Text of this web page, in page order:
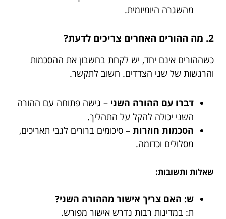
מהשגרה היומיומית.
2. מה ההורים האחרים צריכים לדעת?
כשההורים אינם יחד, יש לקחת בחשבון את ההסכמות
והרגשות של שני הצדדים. חשוב לתקשר.
דברו עם ההורה השני – גישה פתוחה עם ההורה
השני יכולה להקל על התהליך.
הסכמות חוזרות – סיכומים ברורים לגבי תאריכים,
מסלולים וכדומה.
שאלות ותשובות:
ש: האם צריך אישור מההורה השני?
ת: במדינות רבות נדרש אישור מפורש.